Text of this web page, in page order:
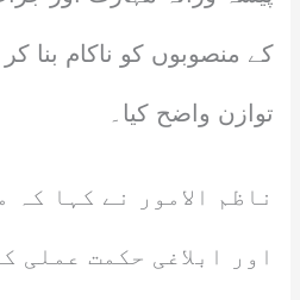
کے منصوبوں کو ناکام بنا
توازن واضح کیا۔
ناظم الامور نے کہا کہ
اور ابلاغی حکمت عملی